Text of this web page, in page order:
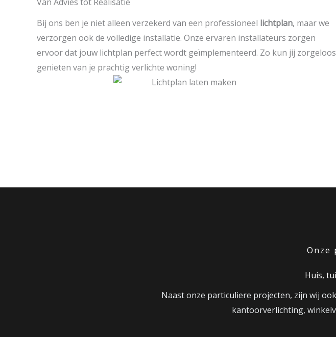
Bij ons ben je niet alleen verzekerd van een professioneel lichtplan, maar we
verzorgen ook de volledige installatie. Onze ervaren installateurs zorgen
ervoor dat jouw lichtplan perfect wordt geïmplementeerd. Zo kun jij zorgeloos
genieten van je prachtig verlichte woning!
Onze
Huis,
Naast onze particuliere projecten, zijn wij
kantoorverlichting,